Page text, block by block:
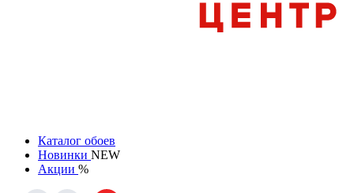
Каталог обоев
Новинки NEW
Акции %